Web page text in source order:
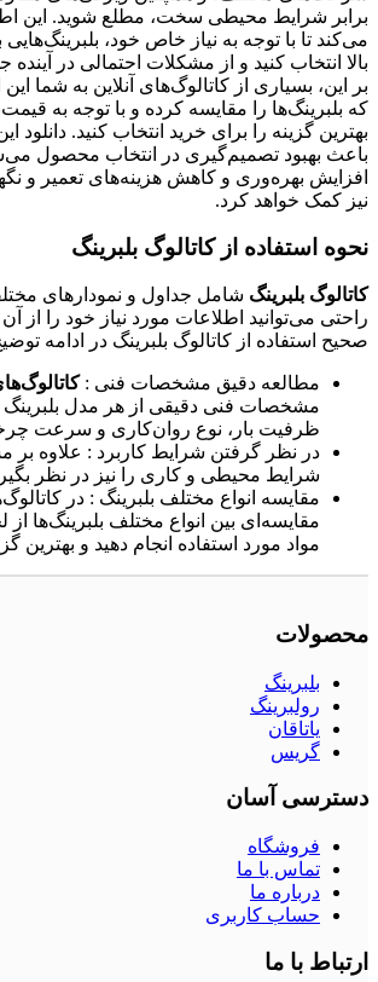
برابر شرایط محیطی سخت، مطلع شوید. این
می‌کند تا با توجه به نیاز خاص خود،
بالا انتخاب کنید و از مشکلات احتمالی در آینده
بر این، بسیاری از کاتالوگ‌های آنلاین به شما
که بلبرینگ‌ها را مقایسه کرده و با توجه به
بهترین گزینه را برای خرید انتخاب کنید. دانلود
باعث بهبود تصمیم‌گیری در انتخاب محصول
افزایش بهره‌وری و کاهش هزینه‌های تعمیر و
نیز کمک خواهد کرد.
نحوه استفاده از کاتالوگ بلبرینگ
کاتالوگ بلبرینگ شامل جداول و نمودارهای
راحتی می‌توانید اطلاعات مورد نیاز خود را از
صحیح استفاده از کاتالوگ بلبرینگ در ادامه
مطالعه دقیق مشخصات فنی :
مشخصات فنی دقیقی از هر مدل بلبرینگ
ظرفیت بار، نوع روان‌کاری و سرعت
در نظر گرفتن شرایط کاربرد : علاوه بر
شرایط محیطی و کاری را نیز در نظر
مقایسه انواع مختلف بلبرینگ : در
مقایسه‌ای بین انواع مختلف بلبرینگ‌ها
مواد مورد استفاده انجام دهید و بهترین
محصولات
بلبرینگ
رولبرینگ
یاتاقان
گریس
دسترسی آسان
فروشگاه
تماس با ما
درباره ما
حساب کاربری
ارتباط با ما